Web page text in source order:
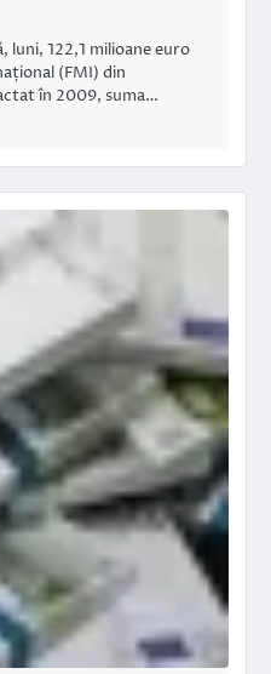
luni, 122,1 milioane euro
(FMI) din
în 2009, suma…